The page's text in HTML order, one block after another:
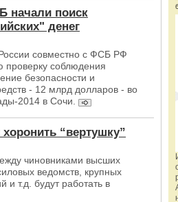
начали поиск
денег
совместно с ФСБ РФ
соблюдения
безопасности и
- 12 млрд долларов - во
2014 в Сочи.
“вертушку”
чиновниками высших
ведомств, крупных
и т.д. будут работать в